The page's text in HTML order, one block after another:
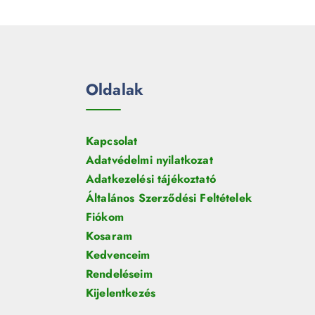
Oldalak
Kapcsolat
Adatvédelmi nyilatkozat
Adatkezelési tájékoztató
Általános Szerződési Feltételek
Fiókom
Kosaram
Kedvenceim
Rendeléseim
Kijelentkezés